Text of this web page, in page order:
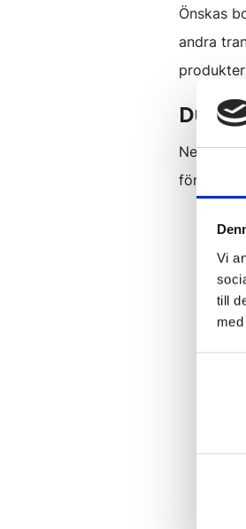
Vi
till
Önskas
andra
Du
Nedan